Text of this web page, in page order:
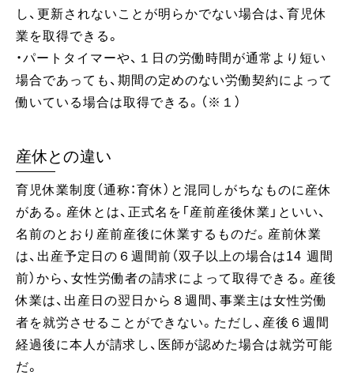
し、更新されないことが明らかでない場合は、育児休
業を取得できる。
・パートタイマーや、１日の労働時間が通常より短い
場合であっても、期間の定めのない労働契約によって
働いている場合は取得できる。（※１）
産休との違い
育児休業制度（通称：育休）と混同しがちなものに産休
がある。産休とは、正式名を「産前産後休業」といい、
名前のとおり産前産後に休業するものだ。産前休業
は、出産予定日の６週間前（双子以上の場合は14 週間
前）から、女性労働者の請求によって取得できる。産後
休業は、出産日の翌日から８週間、事業主は女性労働
者を就労させることができない。ただし、産後６週間
経過後に本人が請求し、医師が認めた場合は就労可能
だ。